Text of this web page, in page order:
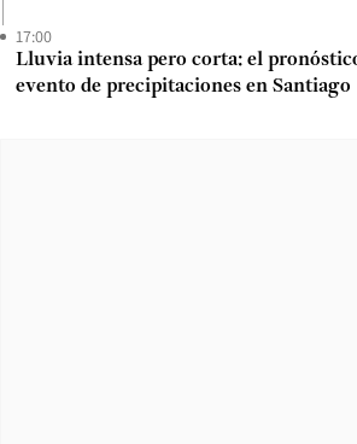
17:00
Lluvia intensa pero corta: el
evento de precipitaciones en Santiago